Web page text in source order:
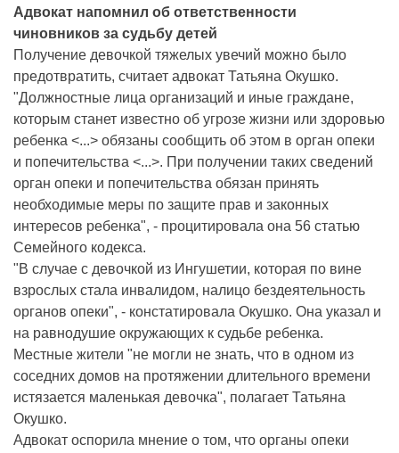
Адвокат напомнил об ответственности
чиновников за судьбу детей
Получение девочкой тяжелых увечий можно было
предотвратить, считает адвокат Татьяна Окушко.
"Должностные лица организаций и иные граждане,
которым станет известно об угрозе жизни или здоровью
ребенка <...> обязаны сообщить об этом в орган опеки
и попечительства <...>. При получении таких сведений
орган опеки и попечительства обязан принять
необходимые меры по защите прав и законных
интересов ребенка", - процитировала она 56 статью
Семейного кодекса.
"В случае с девочкой из Ингушетии, которая по вине
взрослых стала инвалидом, налицо бездеятельность
органов опеки", - констатировала Окушко. Она указал и
на равнодушие окружающих к судьбе ребенка.
Местные жители "не могли не знать, что в одном из
соседних домов на протяжении длительного времени
истязается маленькая девочка", полагает Татьяна
Окушко.
Адвокат оспорила мнение о том, что органы опеки